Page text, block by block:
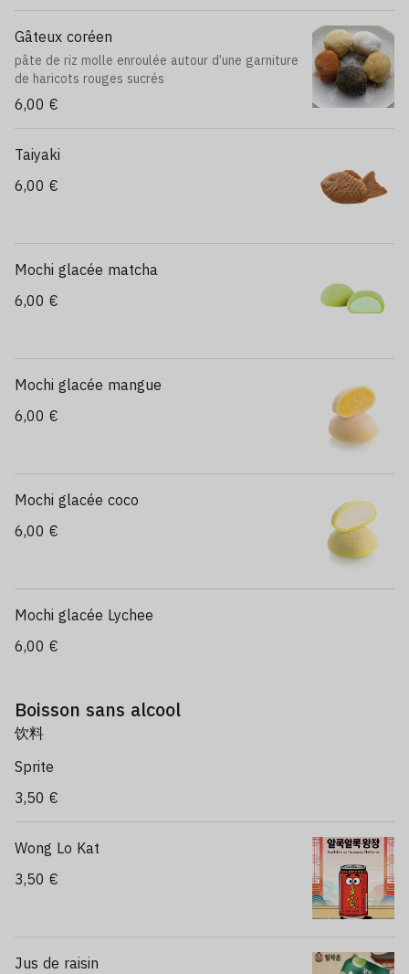
Gâteux coréen
pâte de riz molle enroulée autour d’une garniture
de haricots rouges sucrés
6,00 €
Taiyaki
6,00 €
Mochi glacée matcha
6,00 €
Mochi glacée mangue
6,00 €
Mochi glacée coco
6,00 €
Mochi glacée Lychee
6,00 €
Boisson sans alcool
饮料
Sprite
3,50 €
Wong Lo Kat
3,50 €
Jus de raisin